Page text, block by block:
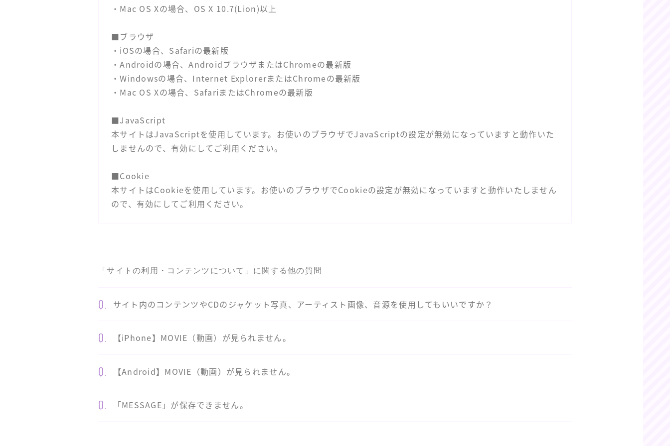
・Mac OS Xの場合、OS X 10.7(Lion)以上
■ブラウザ
・iOSの場合、Safariの最新版
・Androidの場合、AndroidブラウザまたはChromeの最新版
・Windowsの場合、Internet ExplorerまたはChromeの最新版
・Mac OS Xの場合、SafariまたはChromeの最新版
■JavaScript
本サイトはJavaScriptを使用しています。お使いのブラウザでJavaScriptの設定が無効になっていますと動作いた
しませんので、有効にしてご利用ください。
■Cookie
本サイトはCookieを使用しています。お使いのブラウザでCookieの設定が無効になっていますと動作いたしません
ので、有効にしてご利用ください。
「サイトの利用・コンテンツについて」に関する他の質問
Q. サイト内のコンテンツやCDのジャケット写真、アーティスト画像、音源を使用してもいいですか？
Q. 【iPhone】MOVIE（動画）が見られません。
Q. 【Android】MOVIE（動画）が見られません。
Q. 「MESSAGE」が保存できません。